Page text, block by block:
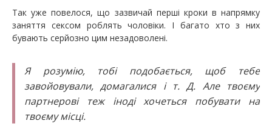
Так уже повелося, що зазвичай перші кроки в напрямку
заняття сексом роблять чоловіки. І багато хто з них
бувають серйозно цим незадоволені.
Я розумію, тобі подобається, щоб тебе
завойовували, домагалися і т. Д. Але твоєму
партнерові теж іноді хочеться побувати на
твоєму місці.